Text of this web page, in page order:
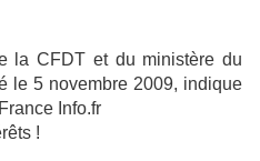
la CFDT et du ministère du
le 5 novembre 2009, indique
Info.fr
!